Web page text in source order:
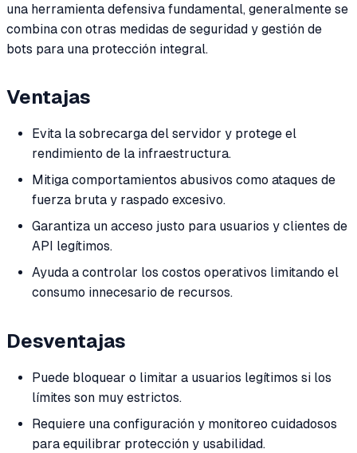
una herramienta defensiva fundamental, generalmente se
combina con otras medidas de seguridad y gestión de
bots para una protección integral.
Ventajas
Evita la sobrecarga del servidor y protege el
rendimiento de la infraestructura.
Mitiga comportamientos abusivos como ataques de
fuerza bruta y raspado excesivo.
Garantiza un acceso justo para usuarios y clientes de
API legítimos.
Ayuda a controlar los costos operativos limitando el
consumo innecesario de recursos.
Desventajas
Puede bloquear o limitar a usuarios legítimos si los
límites son muy estrictos.
Requiere una configuración y monitoreo cuidadosos
para equilibrar protección y usabilidad.